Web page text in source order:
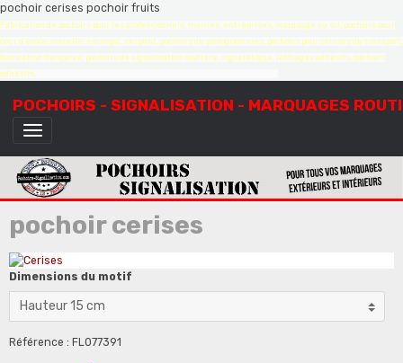
pochoir cerises pochoir fruits
Fabrication de pochoirs pour les professionnels, mairies, entreprises, marquage au sol, pochoirs pour
cour d'école, marelle, escargot, serpent, pochoirs de pictogrammes, pochoirs pour caisses de transport,
fabrication française, pochoirs de signalisation routière, signalétique, lettrages adhésifs, pochoirs
adhésifs,
POCHOIRS - SIGNALISATION - MARQUAGES
pochoir cerises
Dimensions du motif
Référence : FL077391